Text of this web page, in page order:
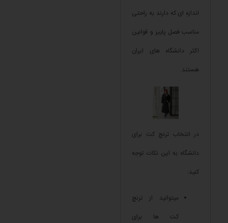
اندازه ای که دارند به راحتی
مناسب فصل پاییز و قوانین
اکثر دانشگاه های ایران
هستند.
در انتخاب ترنچ کت برای
دانشگاه به این نکات توجه
کنید:
میتوانید از ترنچ
کت ها برای